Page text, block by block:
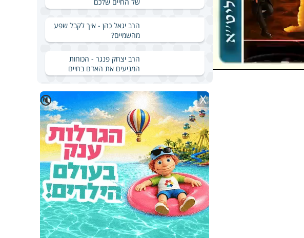
הרב יגאל כהן - איך לקבל שפע
מהשמיים?
הרב יצחק פנגר - הכוחות
המניעים את האדם בחיים
🔇 X